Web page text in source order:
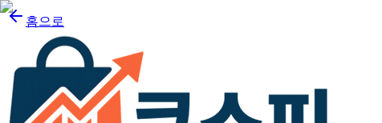
홈으로